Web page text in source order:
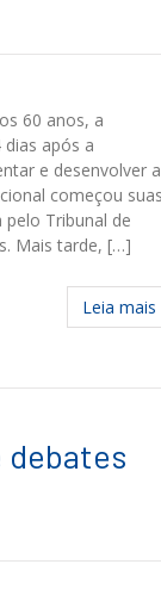
60 anos, a
após a
e desenvolver a
começou
Tribunal de
Mais tarde, […]
Leia mais
debates